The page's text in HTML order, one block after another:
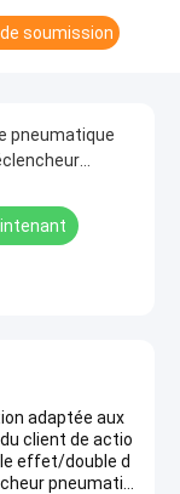
soumission
pneumatique
adaptée aux
client de actio
effet/double d
pneumatiq